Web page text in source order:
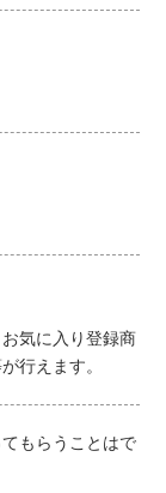
気に入り登録商
行えます。
もらうことはで